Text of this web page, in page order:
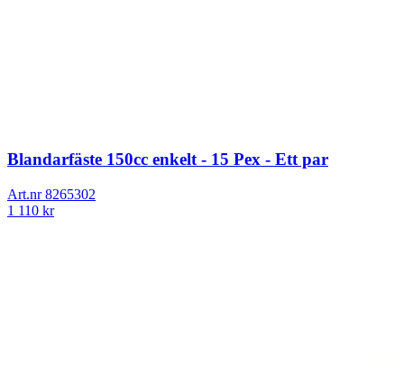
Blandarfäste 150cc enkelt - 15 Pex - Ett par
Art.nr8265302
1 110 kr